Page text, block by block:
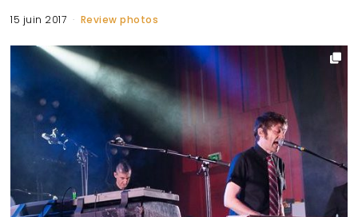
15 juin 2017 Review photos